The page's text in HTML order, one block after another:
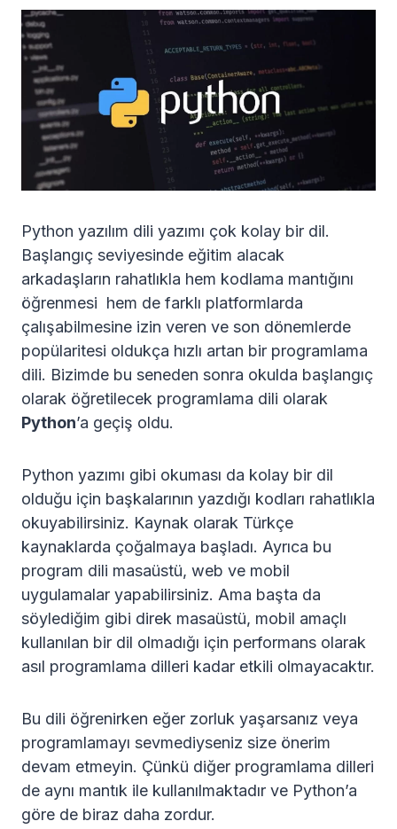
Python yazılım dili yazımı çok kolay bir dil.
Başlangıç seviyesinde eğitim alacak
arkadaşların rahatlıkla hem kodlama mantığını
öğrenmesi hem de farklı platformlarda
çalışabilmesine izin veren ve son dönemlerde
popülaritesi oldukça hızlı artan bir programlama
dili. Bizimde bu seneden sonra okulda başlangıç
olarak öğretilecek programlama dili olarak
Python’a geçiş oldu.
Python yazımı gibi okuması da kolay bir dil
olduğu için başkalarının yazdığı kodları rahatlıkla
okuyabilirsiniz. Kaynak olarak Türkçe
kaynaklarda çoğalmaya başladı. Ayrıca bu
program dili masaüstü, web ve mobil
uygulamalar yapabilirsiniz. Ama başta da
söylediğim gibi direk masaüstü, mobil amaçlı
kullanılan bir dil olmadığı için performans olarak
asıl programlama dilleri kadar etkili olmayacaktır.
Bu dili öğrenirken eğer zorluk yaşarsanız veya
programlamayı sevmediyseniz size önerim
devam etmeyin. Çünkü diğer programlama dilleri
de aynı mantık ile kullanılmaktadır ve Python’a
göre de biraz daha zordur.